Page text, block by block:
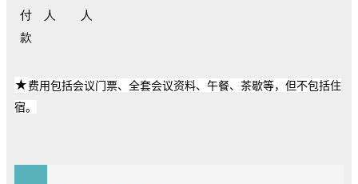
付
款
人
人
★费用包括会议门票、全套会议资料、午餐、茶歇等，但不包括住
宿。